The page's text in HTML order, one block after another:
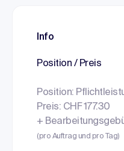
Info
Position / Preis
Position:
Preis: CHF 177.30
+
(pro Auftrag und pro Tag)